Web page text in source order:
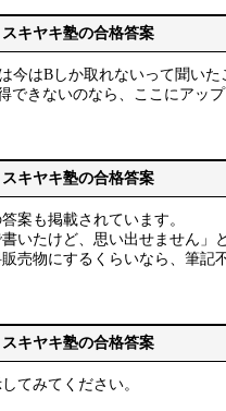
キヤキ塾の合格答案
今はBしか取れないって聞い
できないのなら、ここにアッ
キヤキ塾の合格答案
案も掲載されています。
いたけど、思い出せません」
売物にするくらいなら、筆
キヤキ塾の合格答案
てみてください。